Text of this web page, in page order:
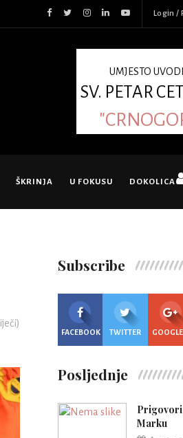
Login /
UMJESTO
SV. PETAR
ŠKRINJA U FOKUSU DOKOLICA
Subscribe
FACEBOOK TWITTER
Posljednje
Marku